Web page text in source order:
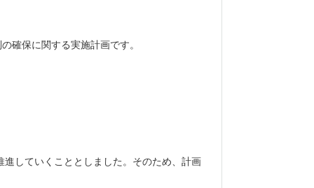
確保に関する実施計画です。
進していくこととしました。そのため、計画